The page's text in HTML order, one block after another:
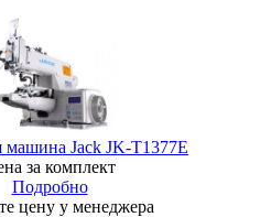
машина Jack JK-T1377E
за комплект
Подробно
цену у менеджера